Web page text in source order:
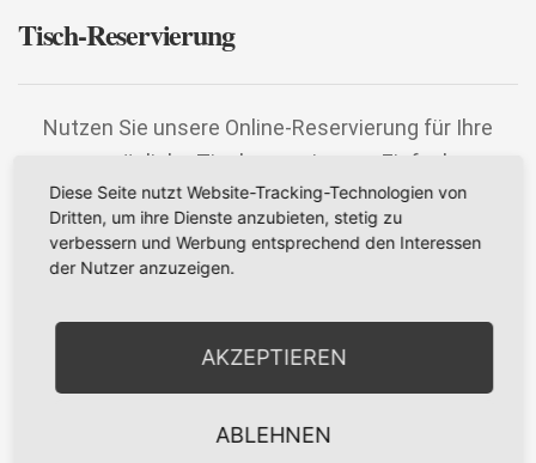
Tisch-Reservierung
Nutzen Sie unsere Online-Reservierung für Ihre
persönliche Tischreservierung. Einfach,
unkompliziert und schnell.
Sie erhalten sofort eine Bestätigungs-Email mit Ihrer
Buchungsnummer.
Verschenken Sie unser Restaurant... ...einfach per
Gutschein!
Schnell, bequem und direkt online bei unserem Gutscheinpartner
Diese Seite nutzt Website-Tracking-Technologien von
Dritten, um ihre Dienste anzubieten, stetig zu
verbessern und Werbung entsprechend den Interessen
der Nutzer anzuzeigen.
AKZEPTIEREN
ABLEHNEN